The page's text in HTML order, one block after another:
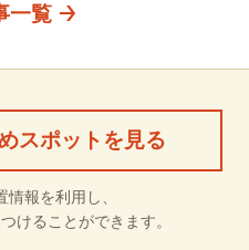
一覧
スポットを見る
報を利用し、
けることができます。